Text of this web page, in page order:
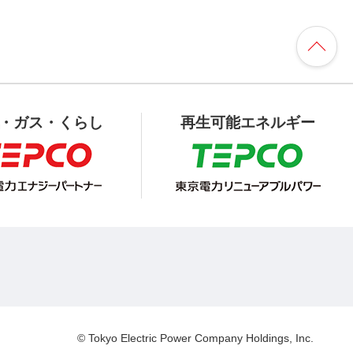
ガス・くらし 再生可能エネルギー
© Tokyo Electric Power Company Holdings, Inc.